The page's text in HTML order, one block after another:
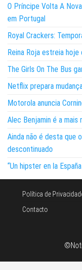
O Príncipe Volta A
em Portugal
Royal Crackers:
Reina Roja estreia
The Girls On The Bus
Netflix prepara
Motorola anuncia
Alec Benjamin é a mais
Ainda não é desta que
descontinuado
“Un hipster en la
Política de
Contacto